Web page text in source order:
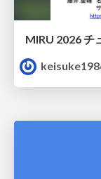
MIRU 2026 チ